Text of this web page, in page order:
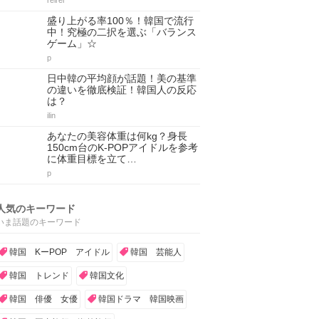
盛り上がる率100％！韓国で流行
中！究極の二択を選ぶ「バランス
ゲーム」☆
p
日中韓の平均顔が話題！美の基準
の違いを徹底検証！韓国人の反応
は？
ilin
あなたの美容体重は何kg？身長
150cm台のK-POPアイドルを参考
に体重目標を立て…
p
気のキーワード
ま話題のキーワード
韓国 KーPOP アイドル 韓国 芸能人
韓国 トレンド 韓国文化
韓国 俳優 女優 韓国ドラマ 韓国映画